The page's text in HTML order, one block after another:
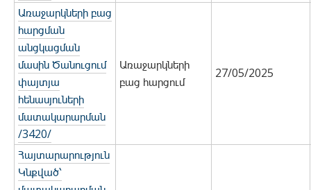
Առաջարկների բաց
հարցման
անցկացման
մասին Ծանուցում
փայտյա
հենասյուների
մատակարարման
/3420/
Առաջարկների
բաց հարցում
27/05/2025
Հայտարարություն
Կնքված՝